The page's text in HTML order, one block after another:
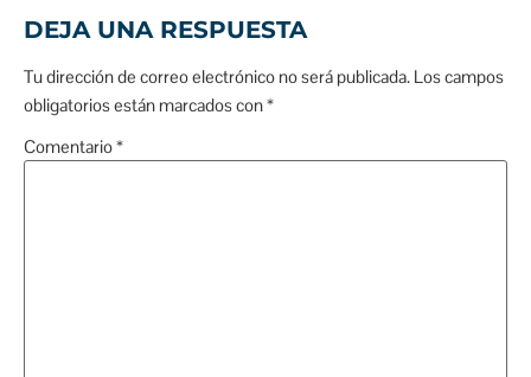
DEJA UNA RESPUESTA
Tu dirección de correo electrónico no será publicada. Los campos
obligatorios están marcados con*
Comentario*